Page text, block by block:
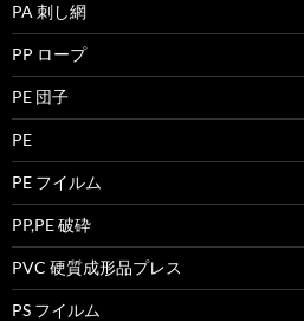
PA 刺し網
PP ロープ
PE 団子
PE
PE フイルム
PP,PE 破砕
PVC 硬質成形品プレス
PS フイルム